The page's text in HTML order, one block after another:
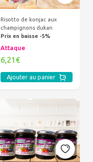
Risotto de konjac aux
champignons dukan
Prix en baisse -5%
Attaque
6,21€
Ajouter au panier